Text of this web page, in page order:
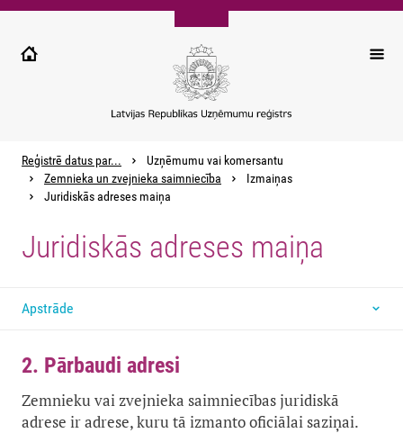
Pārlekt
galveno
Reģistrē datus par...
Uzņēmumu vai komersantu
Zemnieka un zvejnieka saimniecība
Izmaiņas
Juridiskās adreses maiņa
Juridiskās adreses maiņa
Apstrāde
2. Pārbaudi adresi
Zemnieku vai zvejnieka saimniecības juridiskā
adrese ir adrese, kuru tā izmanto oficiālai saziņai.